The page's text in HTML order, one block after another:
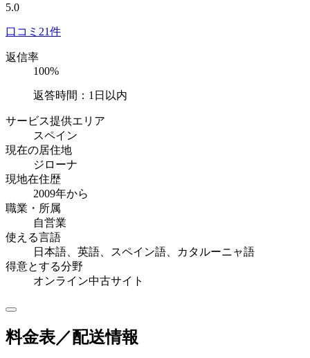
5.0
口コミ 21件
返信率
100%
返答時間：1日以内
サービス提供エリア
スペイン
現在の居住地
ジローナ
現地在住歴
2009年から
職業・所属
自営業
使える言語
日本語、英語、スペイン語、カタルーニャ語
得意とする分野
オンライン中古サイト
料金表／配送情報